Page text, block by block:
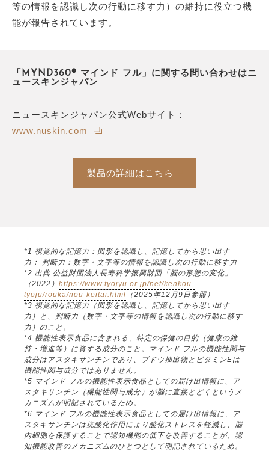
等の情報を認識し次の行動に移す力）の維持に役立つ機
能が報告されています。
「MYND360® マインド フル」に関する問い合わせはニ
ュースキンジャパン
ニュースキンジャパン公式Webサイト：
www.nuskin.com
製品の詳細はこちら
*1 視覚的な記憶力：図形を認識し、記憶してから思い出す
力； 判断力：数字・文字等の情報を認識し次の行動に移す力
*2 出典 公益財団法人長寿科学振興財団「脳の形態の変化」
（2022） https://www.tyojyu.or.jp/net/kenkou-
tyoju/rouka/nou-keitai.html （2025年12月9日参照）
*3 視覚的な記憶力（図形を認識し、記憶してから思い出す
力）と、判断力（数字・文字等の情報を認識し次の行動に移す
力）のこと。
*4 機能性表示食品に含まれる、特定の保健の目的（健康の維
持・増進等）に資する成分のこと。マインド フルの機能性関与
成分はアスタキサンチンであり、ブドウ抽出物とビタミンEは
機能性関与成分ではありません。
*5 マインド フルの機能性表示食品としての届け出情報に、ア
スタキサンチン（機能性関与成分）が脳に直接とどくというメ
カニズムが明記されているため。
*6 マインド フルの機能性表示食品としての届け出情報に、ア
スタキサンチンは抗酸化作用により酸化ストレスを軽減し、脳
内細胞を保護することで認知機能の低下を改善することが、認
知機能改善のメカニズムのひとつとして明記されているため。